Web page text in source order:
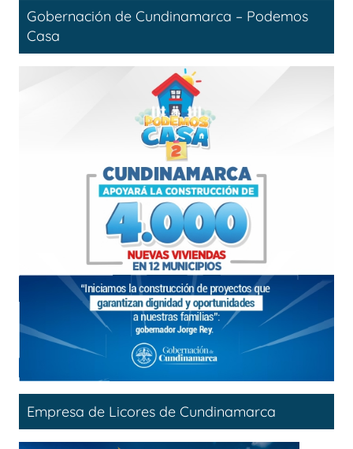
Gobernación de Cundinamarca – Podemos
Casa
Empresa de Licores de Cundinamarca